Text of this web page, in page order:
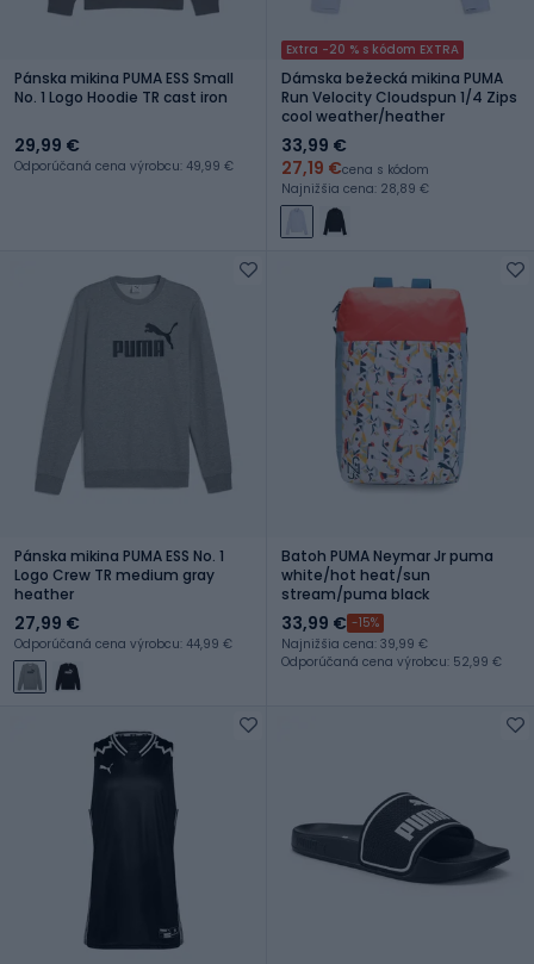
Pánska mikina PUMA ESS Small
No. 1 Logo Hoodie TR cast iron
29,99 €
Odporúčaná cena výrobcu: 49,99 €
Extra -20 % s kódom EXTRA
Dámska bežecká mikina PUMA
Run Velocity Cloudspun 1/4 Zips
cool weather/heather
33,99 €
27,19 €cena s kódom
Najnižšia cena: 28,89 €
Pánska mikina PUMA ESS No. 1
Logo Crew TR medium gray
heather
27,99 €
Odporúčaná cena výrobcu: 44,99 €
Batoh PUMA Neymar Jr puma
white/hot heat/sun
stream/puma black
33,99 € -15%
Najnižšia cena: 39,99 €
Odporúčaná cena výrobcu: 52,99 €